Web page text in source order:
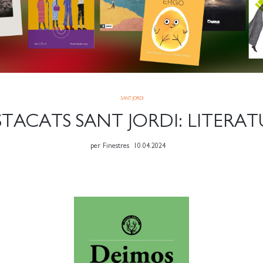
SANT JORDI
SANT JORDI:
per Finestres 10.04.2024